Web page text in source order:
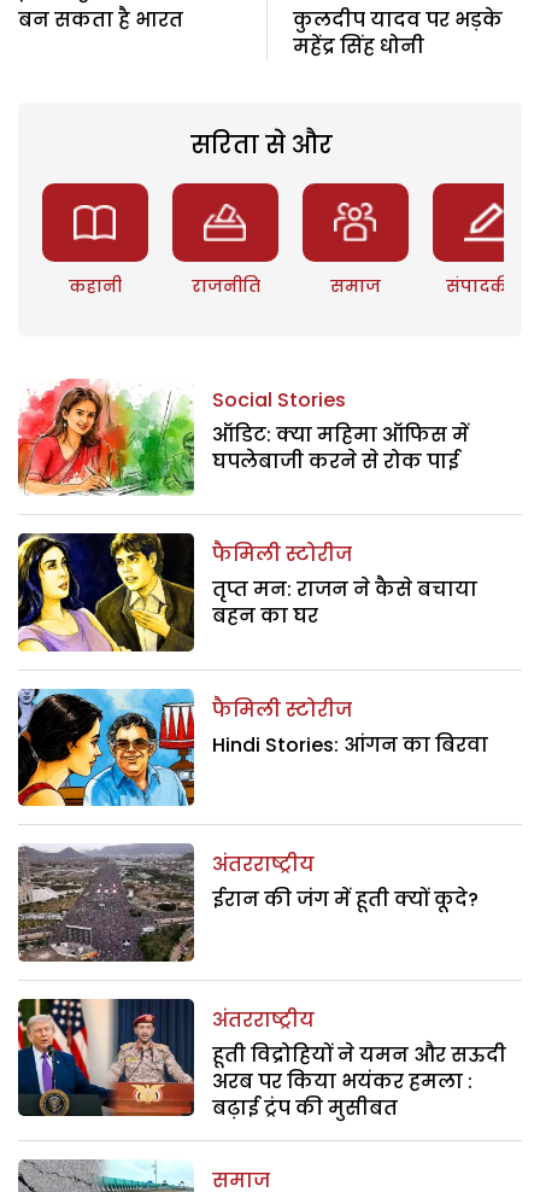
बन सकता है भारत
कुलदीप यादव पर भड़के
महेंद्र सिंह धोनी
सरिता से और
कहानी राजनीति समाज संपादकीय
Social Stories
ऑडिट: क्या महिमा ऑफिस में
घपलेबाजी करने से रोक पाई
फैमिली स्टोरीज
तृप्त मन: राजन ने कैसे बचाया
बहन का घर
फैमिली स्टोरीज
Hindi Stories: आंगन का बिरवा
अंतरराष्ट्रीय
ईरान की जंग में हूती क्यों कूदे?
अंतरराष्ट्रीय
हूती विद्रोहियों ने यमन और सऊदी
अरब पर किया भयंकर हमला :
बढ़ाई ट्रंप की मुसीबत
समाज